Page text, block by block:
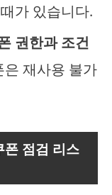
가 있습니다.
권한과 조건
은 재사용 불가
폰 점검 리스